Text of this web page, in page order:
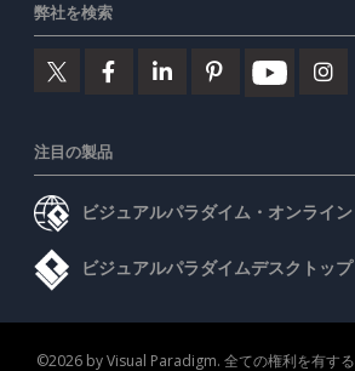
弊社を検索
注目の製品
ビジュアルパラダイム・オンライン
ビジュアルパラダイムデスクトップ
©2026 by Visual Paradigm. 全ての権利を有する